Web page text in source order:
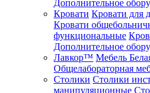
Дополнительное
Кровати Кровати для
Кровати
функциональные
Дополнительное
Лавкор™ Мебель
Общелабораторная
Столики Столики
манипуляционные